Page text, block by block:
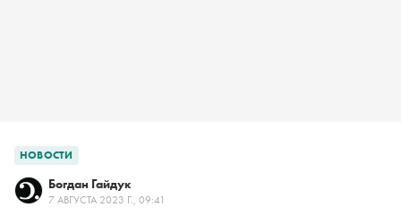
НОВОСТИ
Богдан Гайдук
7 АВГУСТА 2023 Г., 09:41